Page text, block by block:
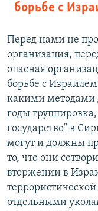
борьбе с
Перед нами не
организация,
опасная
борьбе с
какими методами
годы
государство" в
могут и должны
то, что они
вторжении в
отдельными